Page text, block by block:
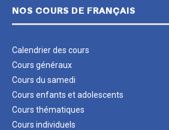
NOS COURS DE FRANÇAIS
Calendrier des cours
Cours généraux
Cours du samedi
Cours enfants et adolescents
Cours thématiques
Cours individuels